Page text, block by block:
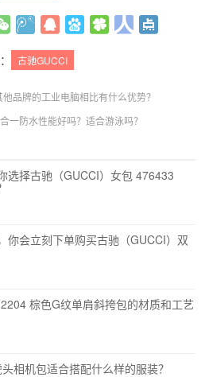
古驰GUCCI
品牌的工业电脑相比有什么优势？
一防水性能好吗？适合游泳吗？
选择古驰（GUCCI）女包 476433
你会立刻下单购买古驰（GUCCI）双
棕色G纹单肩斜挎包的材质和工艺
相机包适合搭配什么样的服装？